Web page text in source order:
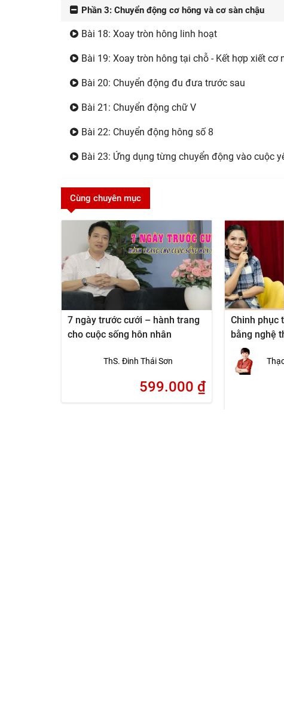
Phần 3: Chuyển động cơ hông và cơ sàn chậu
Bài 18: Xoay tròn hông linh hoạt
Bài 19: Xoay tròn hông tại chỗ - Kết hợp xiết cơ
Bài 20: Chuyển động đu đưa trước sau
Bài 21: Chuyển động chữ V
Bài 22: Chuyển động hông số 8
Bài 23: Ứng dụng từng chuyển động vào cuộc
Cùng chuyên mục
7 ngày trước cưới – hành trang
cho cuộc sống hôn nhân
ThS. Đinh Thái Sơn
599.000 ₫
Chinh phục
bằng nghệ
cao